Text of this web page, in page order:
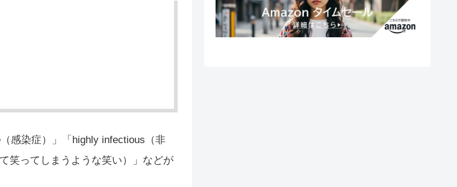
感染症）」「highly infectious（非
笑ってしまうような笑い）」などが